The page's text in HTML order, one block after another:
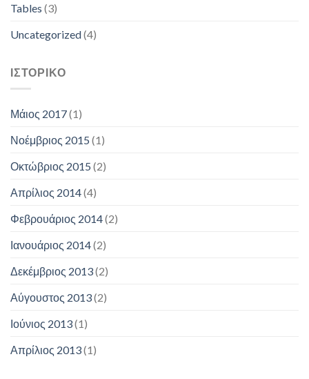
Tables (3)
Uncategorized(4)
ΙΣΤΟΡΙΚΌ
Μάιος 2017(1)
Νοέμβριος 2015 (1)
Οκτώβριος 2015 (2)
Απρίλιος 2014(4)
Φεβρουάριος 2014(2)
Ιανουάριος 2014(2)
Δεκέμβριος 2013(2)
Αύγουστος 2013(2)
Ιούνιος 2013(1)
Απρίλιος 2013(1)